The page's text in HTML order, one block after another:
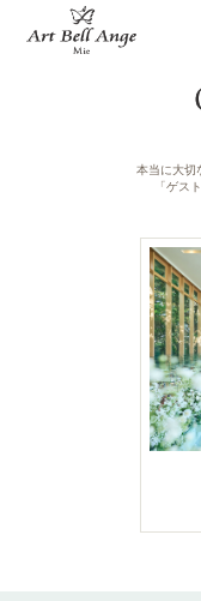
本当に大切
「ゲス